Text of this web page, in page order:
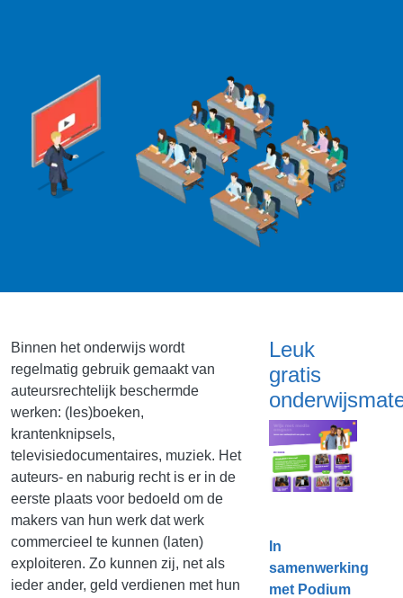
Binnen het onderwijs wordt
regelmatig gebruik gemaakt van
auteursrechtelijk beschermde
werken: (les)boeken,
krantenknipsels,
televisiedocumentaires, muziek. Het
auteurs- en naburig recht is er in de
eerste plaats voor bedoeld om de
makers van hun werk dat werk
commercieel te kunnen (laten)
exploiteren. Zo kunnen zij, net als
ieder ander, geld verdienen met hun
Leuk
gratis
In
samenwerking
met Podium